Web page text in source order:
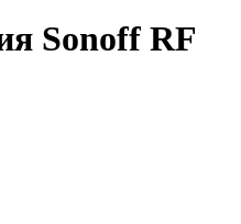
Sonoff RF